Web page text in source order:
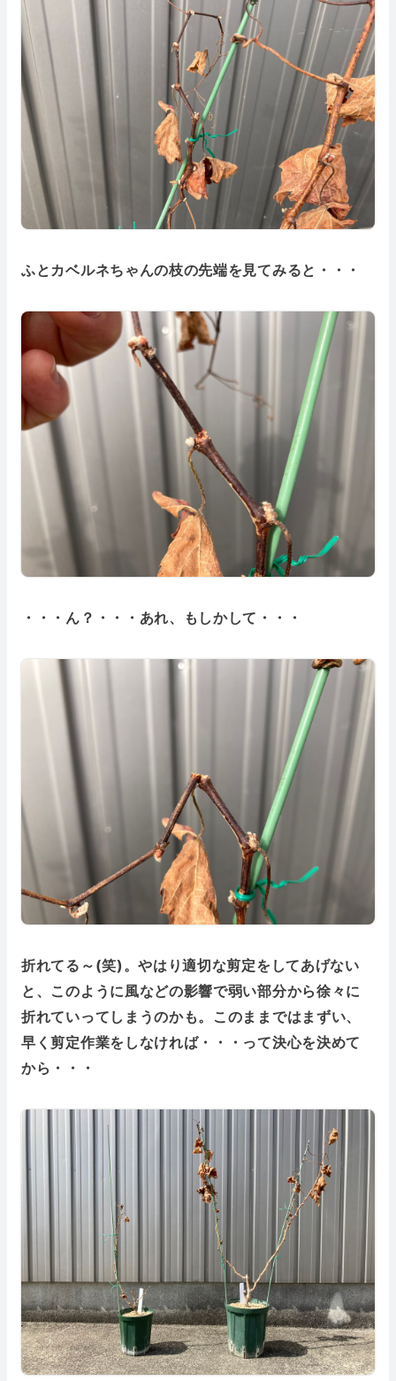
ふとカベルネちゃんの枝の先端を見てみると・・・
・・・ん？・・・あれ、もしかして・・・
折れてる～(笑)。やはり適切な剪定をしてあげない
と、このように風などの影響で弱い部分から徐々に
折れていってしまうのかも。このままではまずい、
早く剪定作業をしなければ・・・って決心を決めて
から・・・